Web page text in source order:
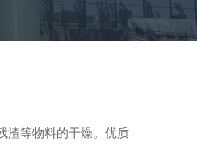
渣等物料的干燥。优质